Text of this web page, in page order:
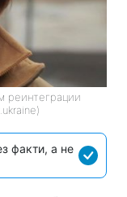
реинтеграции
факти, а не